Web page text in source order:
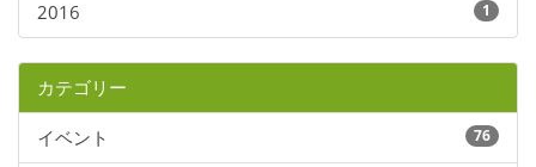
2016 1
カテゴリー
イベント 76